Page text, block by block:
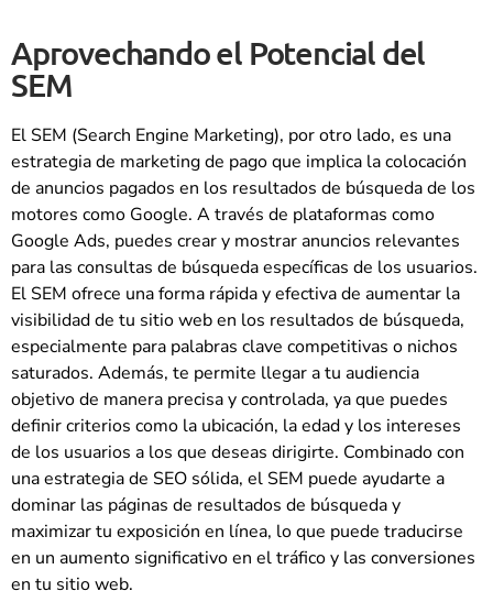
Aprovechando el Potencial del
SEM
El SEM (Search Engine Marketing), por otro lado, es una
estrategia de marketing de pago que implica la colocación
de anuncios pagados en los resultados de búsqueda de los
motores como Google. A través de plataformas como
Google Ads, puedes crear y mostrar anuncios relevantes
para las consultas de búsqueda específicas de los usuarios.
El SEM ofrece una forma rápida y efectiva de aumentar la
visibilidad de tu sitio web en los resultados de búsqueda,
especialmente para palabras clave competitivas o nichos
saturados. Además, te permite llegar a tu audiencia
objetivo de manera precisa y controlada, ya que puedes
definir criterios como la ubicación, la edad y los intereses
de los usuarios a los que deseas dirigirte. Combinado con
una estrategia de SEO sólida, el SEM puede ayudarte a
dominar las páginas de resultados de búsqueda y
maximizar tu exposición en línea, lo que puede traducirse
en un aumento significativo en el tráfico y las conversiones
en tu sitio web.